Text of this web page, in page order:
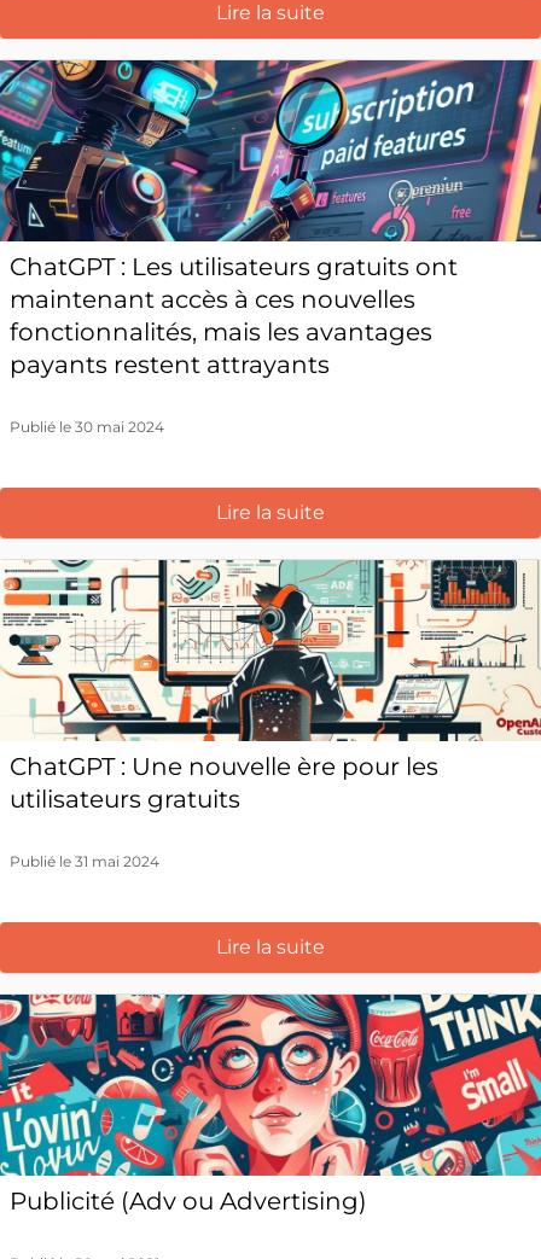
Lire la suite
ChatGPT : Les utilisateurs gratuits ont
maintenant accès à ces nouvelles
fonctionnalités, mais les avantages
payants restent attrayants
Publié le 30 mai 2024
Lire la suite
ChatGPT : Une nouvelle ère pour les
utilisateurs gratuits
Publié le 31 mai 2024
Lire la suite
Publicité (Adv ou Advertising)